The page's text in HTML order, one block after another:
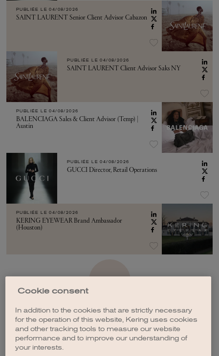
PUBLIÉE LE 04/08/2026
SAINT LAURENT Senior Client Advisor Cabazon
PUBLIÉE LE 04/08/2026
SAINT LAURENT Client Advisor Saks NY
PUBLIÉE LE 04/08/2026
BALENCIAGA Sales & Client Advisor (Temp) |
Austin
PUBLIÉE LE 04/08/2026
GUCCI Director, Retail Operations
PUBLIÉE LE 04/08/2026
KERING EYEWEAR Brand Ambassador
(Houston)
CRÉER UNE ALERTE
Cookie consent
In addition to the cookies that are strictly necessary
for the operation of this website, Kering uses cookies
and other tracking tools to measure our website
performance and to improve our understanding of
your interests.